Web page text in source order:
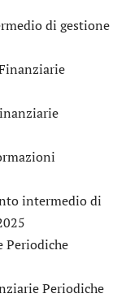
di gestione
intermedio di
Periodiche
Periodiche